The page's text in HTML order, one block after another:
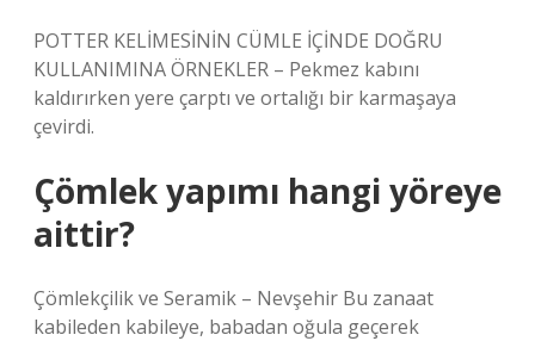
POTTER KELİMESİNİN CÜMLE İÇİNDE DOĞRU
KULLANIMINA ÖRNEKLER – Pekmez kabını
kaldırırken yere çarptı ve ortalığı bir karmaşaya
çevirdi.
Çömlek yapımı hangi yöreye
aittir?
Çömlekçilik ve Seramik – Nevşehir Bu zanaat
kabileden kabileye, babadan oğula geçerek